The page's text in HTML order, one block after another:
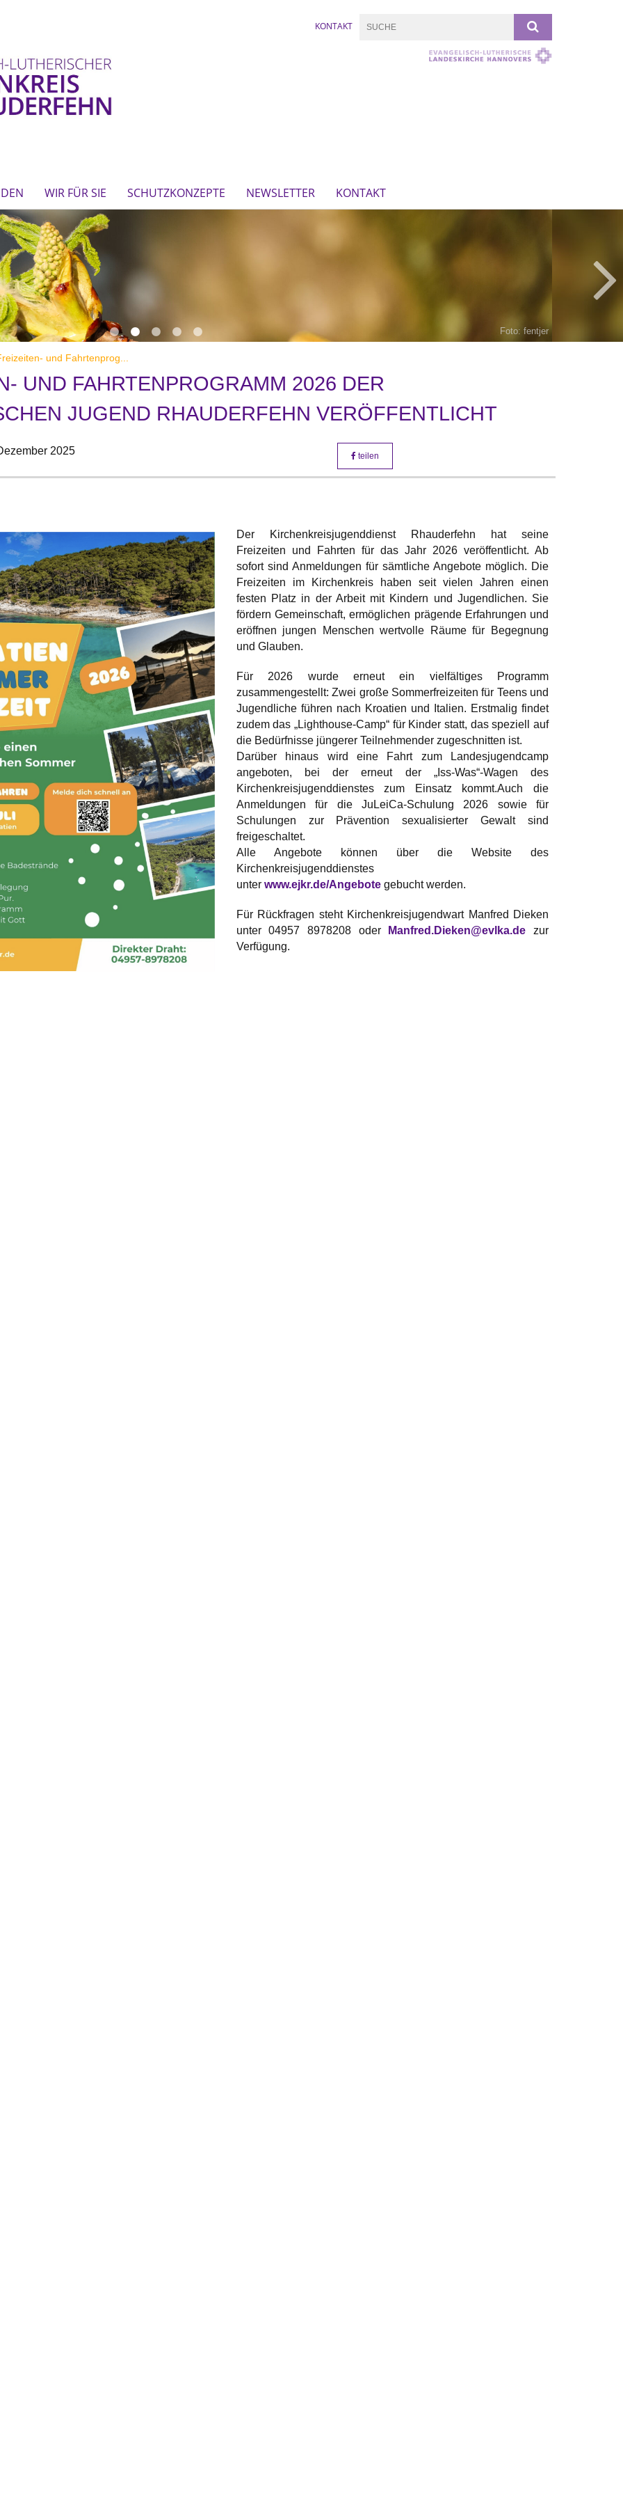
KONTAKT
WIR FÜR SIE SCHUTZKONZEPTE NEWSLETTER KONTAKT
Foto: fentjer
und Fahrtenprog...
UND FAHRTENPROGRAMM 2026 DER
JUGEND RHAUDERFEHN VERÖFFENTLICHT
2025 teilen
Der Kirchenkreisjugenddienst Rhauderfehn hat seine
Freizeiten und Fahrten für das Jahr 2026 veröffentlicht. Ab
sofort sind Anmeldungen für sämtliche Angebote möglich. Die
Freizeiten im Kirchenkreis haben seit vielen Jahren einen
festen Platz in der Arbeit mit Kindern und Jugendlichen. Sie
fördern Gemeinschaft, ermöglichen prägende Erfahrungen und
eröffnen jungen Menschen wertvolle Räume für Begegnung
und Glauben.
Für 2026 wurde erneut ein vielfältiges Programm
zusammengestellt: Zwei große Sommerfreizeiten für Teens und
Jugendliche führen nach Kroatien und Italien. Erstmalig findet
zudem das „Lighthouse-Camp“ für Kinder statt, das speziell auf
die Bedürfnisse jüngerer Teilnehmender zugeschnitten ist.
Darüber hinaus wird eine Fahrt zum Landesjugendcamp
angeboten, bei der erneut der „Iss-Was“-Wagen des
Kirchenkreisjugenddienstes zum Einsatz kommt.Auch die
Anmeldungen für die JuLeiCa-Schulung 2026 sowie für
Schulungen zur Prävention sexualisierter Gewalt sind
freigeschaltet.
Alle Angebote können über die Website des
Kirchenkreisjugenddienstes
unter www.ejkr.de/Angebotegebucht werden.
Für Rückfragen steht Kirchenkreisjugendwart Manfred Dieken
unter 04957 8978208 oder
Manfred.Dieken@evlka.de zur
Verfügung.